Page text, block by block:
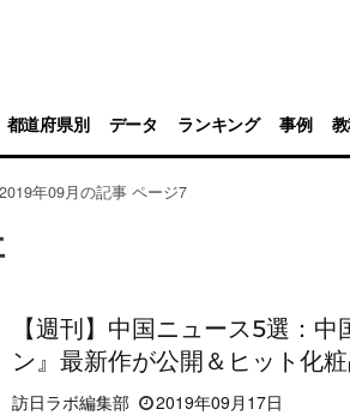
都道府県別 データ ランキング 事例
2019年09月の記事 ページ7
【週刊】中国ニュース5選：
ン』最新作が公開＆ヒット化
訪日ラボ編集部 2019年09月17日